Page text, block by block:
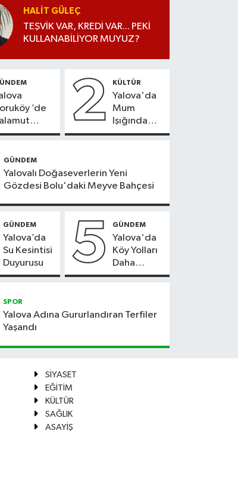
HALIT GÜLEÇ
TEŞVİK VAR, KREDİ VAR... PEKİ
KULLANABİLİYOR MUYUZ?
’de
2 KÜLTÜR
Yalova'da
Mum
Işığında
Konser
GÜNDEM
Yalovalı Doğaseverlerin Yeni
Gözdesi Bolu'daki Meyve Bahçesi
GÜNDEM
Yalova’da
Su Kesintisi
Duyurusu
5 GÜNDEM
Yalova'da
Köy Yolları
Daha
Güvenli
SPOR
Yalova Adına Gururlandıran Terfiler
Yaşandı
SİYASET
EĞİTİM
KÜLTÜR
SAĞLIK
ASAYİŞ